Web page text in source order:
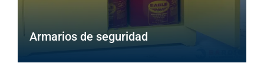
Armarios de seguridad